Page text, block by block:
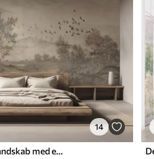
14
Tekstureret vintagelandskab med et træ nær en flod og en overskyet himmel, naturkunst i sepiatoner